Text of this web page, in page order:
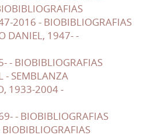
2016 - BIOBIBLIOGRAFIAS
DANIEL, 1947- -
- BIOBIBLIOGRAFIAS
- SEMBLANZA
1933-2004 -
- BIOBIBLIOGRAFIAS